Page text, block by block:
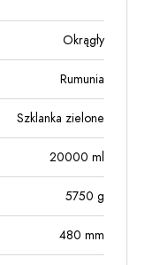
Okrągły
Rumunia
Szklanka zielone
20000 ml
5750 g
480 mm